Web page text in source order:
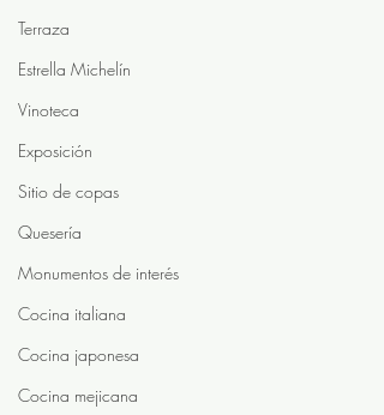
Terraza
Estrella Michelín
Vinoteca
Exposición
Sitio de copas
Quesería
Monumentos de interés
Cocina italiana
Cocina japonesa
Cocina mejicana